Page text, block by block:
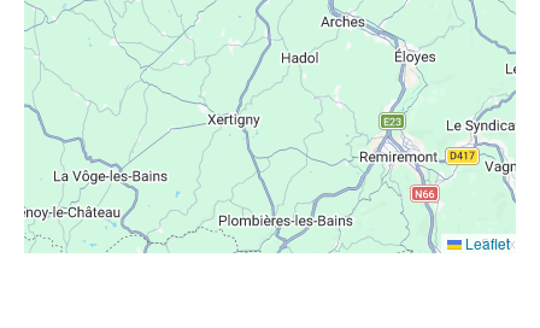
Leaflet